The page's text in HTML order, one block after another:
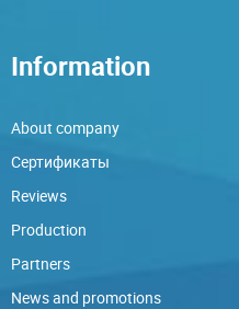
Information
About company
Сертификаты
Reviews
Production
Partners
News and promotions